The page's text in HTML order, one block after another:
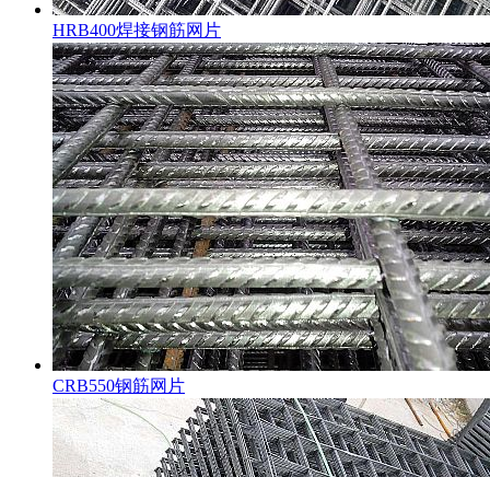
HRB400焊接钢筋网片
CRB550钢筋网片